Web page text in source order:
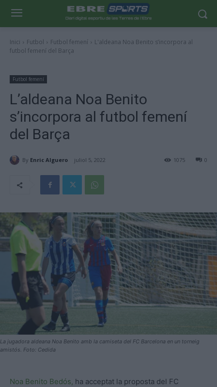
Inici Futbol Futbol femení
L'aldeana Noa Benito s’incorpora al
futbol femení del Barça
Futbol femení
L’aldeana Noa Benito
s’incorpora al futbol femení
del Barça
By Enric Alguero juliol 5, 2022 0
1075
La jugadora aldeana Noa Benito amb la camiseta del FC Barcelona en un torneig
amistós. Foto: Cedida
Noa Benito Bedós, ha acceptat la proposta del FC